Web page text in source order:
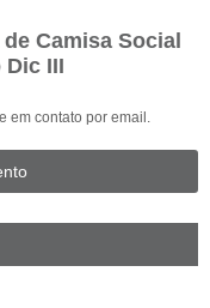
Camisa Social
Dic III
em contato por email.